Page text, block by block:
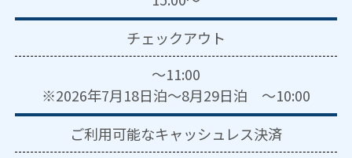
チェックアウト
～11:00
※2026年7月18日泊～8月29日泊 ～10:00
ご利用可能なキャッシュレス決済